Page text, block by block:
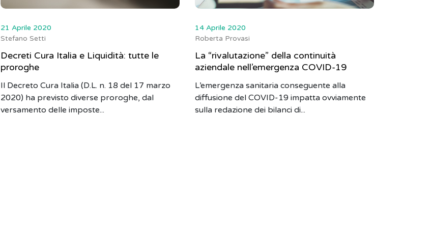
21 Aprile 2020
Stefano Setti
Decreti Cura Italia e Liquidità: tutte le
proroghe
Il Decreto Cura Italia (D.L. n. 18 del 17 marzo
2020) ha previsto diverse proroghe, dal
versamento delle imposte...
14 Aprile 2020
Roberta Provasi
La “rivalutazione” della continuità
aziendale nell’emergenza COVID-19
L’emergenza sanitaria conseguente alla
diffusione del COVID-19 impatta ovviamente
sulla redazione dei bilanci di...